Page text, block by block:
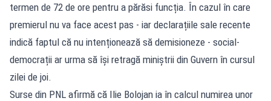
termen de 72 de ore pentru a părăsi funcția. În cazul în care
premierul nu va face acest pas - iar declarațiile sale recente
indică faptul că nu intenționează să demisioneze - social-
democrații ar urma să își retragă miniștrii din Guvern în cursul
zilei de joi.
Surse din PNL afirmă că Ilie Bolojan ia în calcul numirea unor